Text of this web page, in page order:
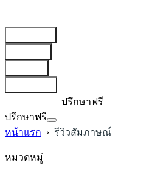
ปรึกษาฟรี
ปรึกษาฟรี
หน้าแรก › รีวิวสัมภาษณ์
หมวดหมู่